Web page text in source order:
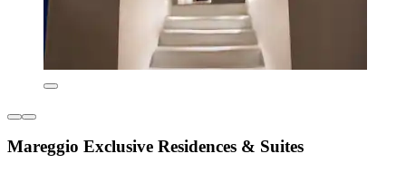
Mareggio Exclusive Residences & Suites